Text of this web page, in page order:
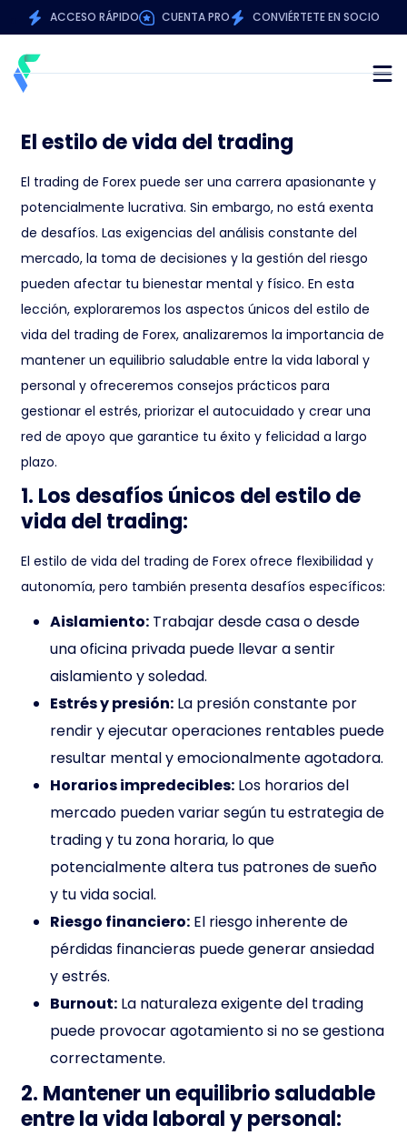
ACCESO RÁPIDO CUENTA PRO CONVIÉRTETE EN SOCIO
El estilo de vida del trading
El trading de Forex puede ser una carrera apasionante y
potencialmente lucrativa. Sin embargo, no está exenta
de desafíos. Las exigencias del análisis constante del
mercado, la toma de decisiones y la gestión del riesgo
pueden afectar tu bienestar mental y físico. En esta
lección, exploraremos los aspectos únicos del estilo de
vida del trading de Forex, analizaremos la importancia de
mantener un equilibrio saludable entre la vida laboral y
personal y ofreceremos consejos prácticos para
gestionar el estrés, priorizar el autocuidado y crear una
red de apoyo que garantice tu éxito y felicidad a largo
plazo.
1. Los desafíos únicos del estilo de
vida del trading:
El estilo de vida del trading de Forex ofrece flexibilidad y
autonomía, pero también presenta desafíos específicos:
Aislamiento: Trabajar desde casa o desde
una oficina privada puede llevar a sentir
aislamiento y soledad.
Estrés y presión: La presión constante por
rendir y ejecutar operaciones rentables puede
resultar mental y emocionalmente agotadora.
Horarios impredecibles: Los horarios del
mercado pueden variar según tu estrategia de
trading y tu zona horaria, lo que
potencialmente altera tus patrones de sueño
y tu vida social.
Riesgo financiero: El riesgo inherente de
pérdidas financieras puede generar ansiedad
y estrés.
Burnout: La naturaleza exigente del trading
puede provocar agotamiento si no se gestiona
correctamente.
2. Mantener un equilibrio saludable
entre la vida laboral y personal: